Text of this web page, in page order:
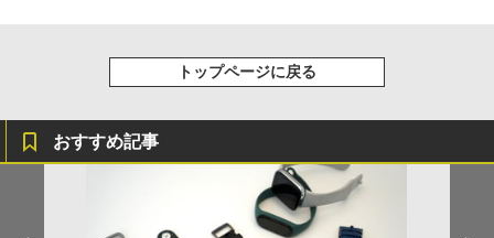
トップページに戻る
おすすめ記事